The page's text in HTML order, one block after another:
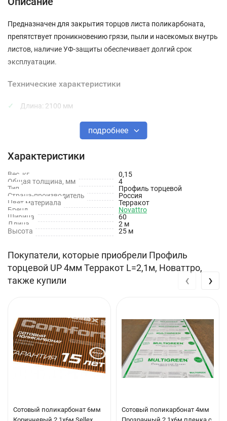
Предназначен для закрытия торцов листа поликарбоната,
препятствует проникновению грязи, пыли и насекомых внутрь
листов, наличие УФ-защиты обеспечивает долгий срок
эксплуатации.
Технические характеристики
Длина: 2100 мм
Тип материала: Поликарбонат
Цвет: Терракотовый
Защита от УФ излучения: Да
подробнее
Характеристики
Вес, кг
0,15
Общая толщина, мм
4
Тип
Профиль торцевой
Страна-производитель
Россия
Цвет материала
Терракот
Бренд
Novattro
Ширина
60
Длина
2 м
Высота
25 м
Покупатели, которые приобрели Профиль
торцевой UP 4мм Терракот L=2,1м, Новаттро,
также купили
Сотовый поликарбонат 6мм
Сотовый поликарбонат 4мм
‹ ›